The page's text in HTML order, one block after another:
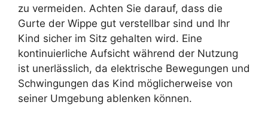
zu vermeiden. Achten Sie darauf, dass die
Gurte der Wippe gut verstellbar sind und Ihr
Kind sicher im Sitz gehalten wird. Eine
kontinuierliche Aufsicht während der Nutzung
ist unerlässlich, da elektrische Bewegungen und
Schwingungen das Kind möglicherweise von
seiner Umgebung ablenken können.